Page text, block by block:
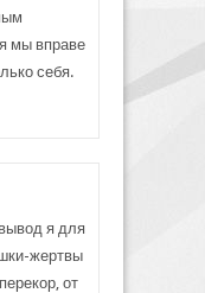
мы вправе
себя.
я для
жертвы
от